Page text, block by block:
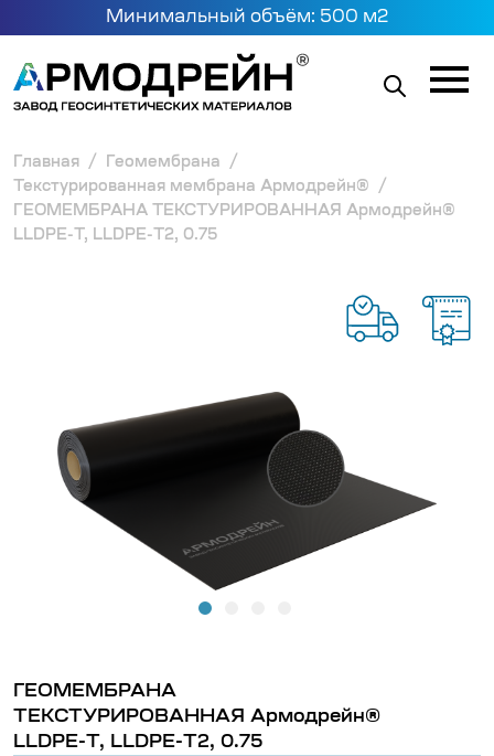
Главная
Геомембрана
Текстурированная мембрана Армодрейн®
ГЕОМЕМБРАНА ТЕКСТУРИРОВАННАЯ Армодрейн®
LLDPE-T, LLDPE-T2, 0.75
ГЕОМЕМБРАНА
ТЕКСТУРИРОВАННАЯ Армодрейн®
LLDPE-T, LLDPE-T2, 0.75
Минимальный объём: 500 м2